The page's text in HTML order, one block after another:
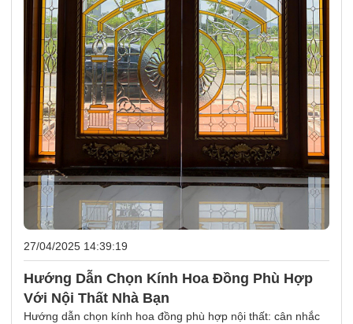
27/04/2025 14:39:19
Hướng Dẫn Chọn Kính Hoa Đồng Phù Hợp
Với Nội Thất Nhà Bạn
Hướng dẫn chọn kính hoa đồng phù hợp nội thất: cân nhắc